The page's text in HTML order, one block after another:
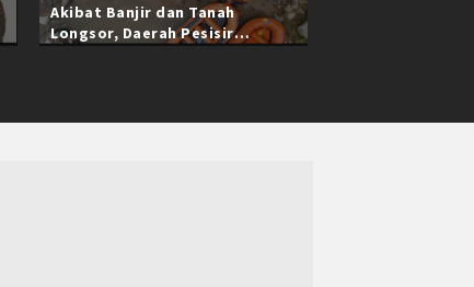
Akibat Banjir dan Tanah
Longsor, Daerah Pesisir